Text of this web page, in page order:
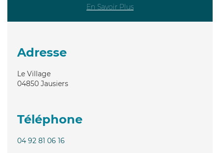
En Savoir Plus
Adresse
Le Village
04850 Jausiers
Téléphone
04 92 81 06 16